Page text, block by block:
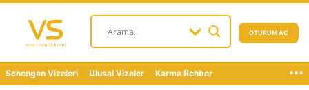
OTURUM AÇ
Schengen Vizeleri Ulusal Vizeler Karma Rehber ...